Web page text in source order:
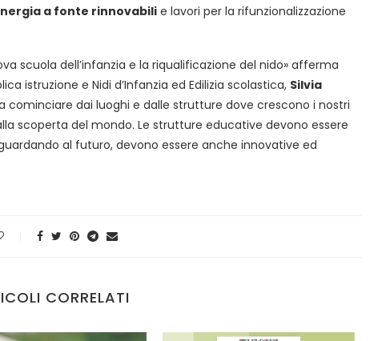
a fonte rinnovabili e lavori per la rifunzionalizzazione
scuola dell’infanzia e la riqualificazione del nido» afferma
istruzione e Nidi d’Infanzia ed Edilizia scolastica, Silvia
cominciare dai luoghi e dalle strutture dove crescono i nostri
scoperta del mondo. Le strutture educative devono essere
al futuro, devono essere anche innovative ed
CORRELATI